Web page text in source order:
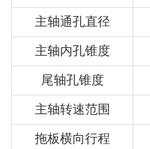
主轴通孔直径
主轴内孔锥度
尾轴孔锥度
主轴转速范围
拖板横向行程